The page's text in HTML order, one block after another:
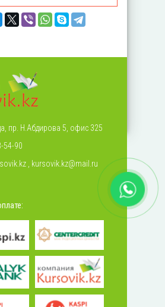
пр. Н.Абдирова 5, офис 325
54-90
kursovik.kz@mail.ru